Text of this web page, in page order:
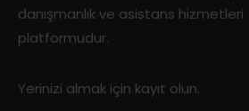
danışmanlık ve asistans hizmetleri
platformudur.
Yerinizi almak için kayıt olun.